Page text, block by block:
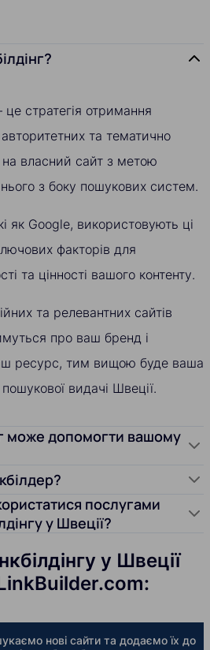
це стратегія отримання
та тематично
на власний сайт з метою
з боку пошукових систем.
як Google, використовують ці
факторів для
та цінності вашого контенту.
та релевантних сайтів
про ваш бренд і
ресурс, тим вищою буде ваша
видачі Швеції.
може допомогти вашому
послугами
у Швеції?
у Швеції
нові сайти та додаємо їх до